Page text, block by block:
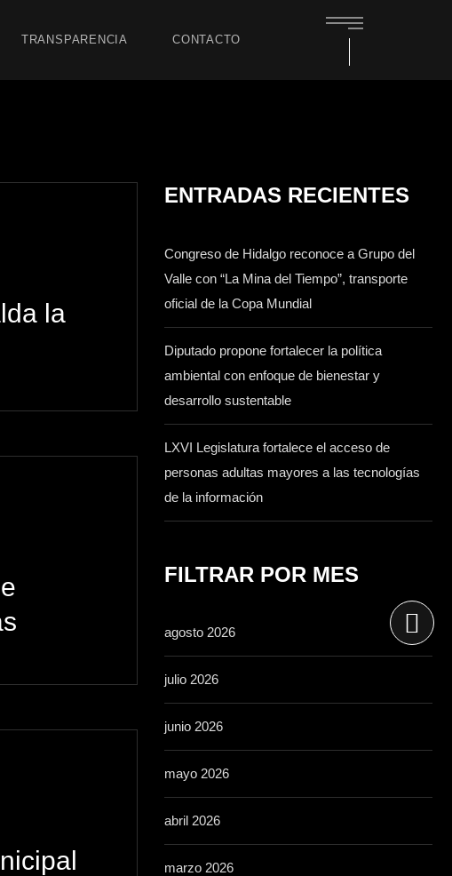
TRANSPARENCIA CONTACTO
la
ENTRADAS RECIENTES
Congreso de Hidalgo reconoce a Grupo del
Valle con “La Mina del Tiempo”, transporte
oficial de la Copa Mundial
Diputado propone fortalecer la política
ambiental con enfoque de bienestar y
desarrollo sustentable
LXVI Legislatura fortalece el acceso de
personas adultas mayores a las tecnologías
de la información
FILTRAR POR MES
agosto 2026
julio 2026
junio 2026
mayo 2026
abril 2026
marzo 2026